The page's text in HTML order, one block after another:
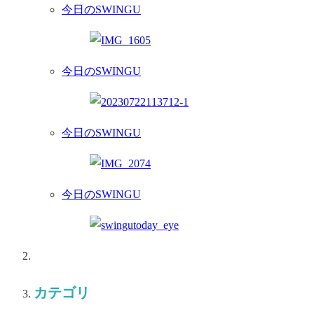
今日のSWINGU
今日のSWINGU
今日のSWINGU
今日のSWINGU
カテゴリ